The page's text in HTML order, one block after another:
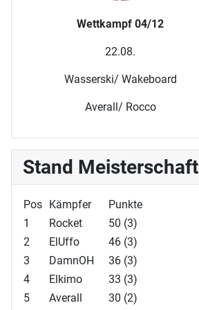
Wettkampf 04/12
22.08.
Wasserski/ Wakeboard
Averall/ Rocco
Stand Meisterschaft
Pos Kämpfer
Punkte
1
Rocket
50 (3)
2
ElUffo
46 (3)
3
DamnOH
36 (3)
4
Elkimo
33 (3)
5
Averall
30 (2)